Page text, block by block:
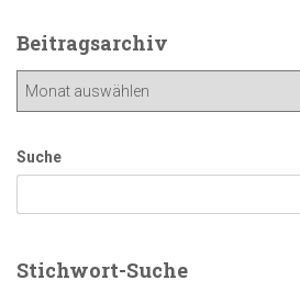
Beitragsarchiv
Beitragsarchiv
Suche
Stichwort-Suche